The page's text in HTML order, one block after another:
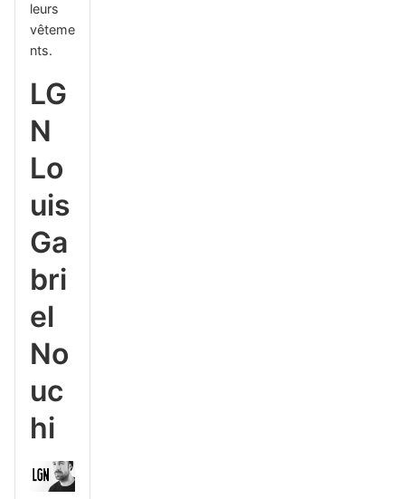
leurs
vêteme
nts.
LG
N
Lo
uis
Ga
bri
el
No
uc
hi